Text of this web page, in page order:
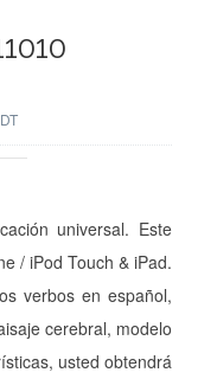
universal. Este
/ iPod Touch & iPad.
verbos en español,
cerebral, modelo
usted obtendrá